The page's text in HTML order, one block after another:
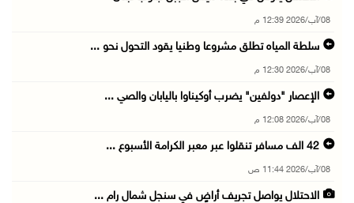
08/آب/2026 12:39 م
سلطة المياه تطلق مشروعا وطنيا يقود التحول نحو ...
08/آب/2026 12:30 م
الإعصار "دولفين" يضرب أوكيناوا باليابان والصي ...
08/آب/2026 12:08 م
42 الف مسافر تنقلوا عبر معبر الكرامة الأسبوع ...
08/آب/2026 11:44 ص
الاحتلال يواصل تجريف أراضٍ في سنجل شمال رام ...